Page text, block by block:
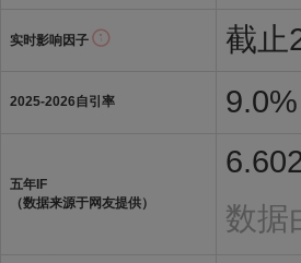
实时影响因子 截止
2025-2026自引率 9.0%
五年IF
（数据来源于网友提供）
数据